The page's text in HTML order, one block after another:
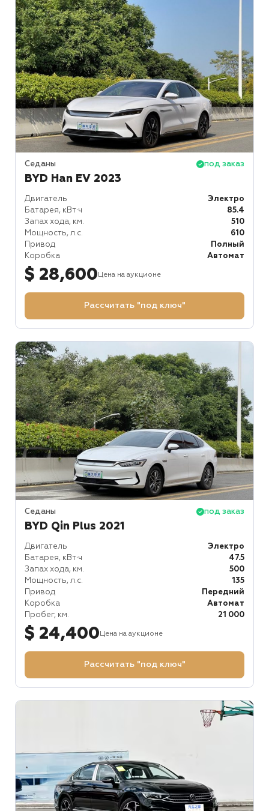
Седаны под заказ
BYD Han EV 2023
Двигатель
Электро
Батарея, кВт⋅ч
85.4
Запах хода, км.
510
Мощность, л.с.
610
Привод
Полный
Коробка
Автомат
$ 28,600 Цена на аукционе
Рассчитать "под ключ"
Седаны под заказ
BYD Qin Plus 2021
Двигатель
Электро
Батарея, кВт⋅ч
47.5
Запах хода, км.
500
Мощность, л.с.
135
Привод
Передний
Коробка
Автомат
Пробег, км.
21 000
$ 24,400 Цена на аукционе
Рассчитать "под ключ"